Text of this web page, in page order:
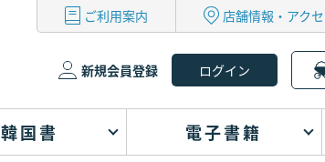
ご利用案内 店舗情報・アク
新規会員登録
韓国書 電子書籍